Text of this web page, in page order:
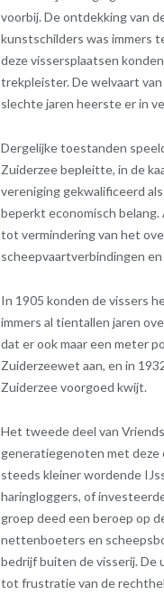
voorbij. De ontdekking van
kunstschilders was immers
deze vissersplaatsen
trekpleister. De welvaart
slechte jaren heerste er in
Dergelijke toestanden
Zuiderzee bepleitte, in de
vereniging gekwalificeerd
beperkt economisch
tot vermindering van het
scheepvaartverbindingen
In 1905 konden de vissers
immers al tientallen jaren
dat er ook maar een meter
Zuiderzeewet aan, en in
Zuiderzee voorgoed kwijt.
Het tweede deel van
generatiegenoten met deze
steeds kleiner wordende
haringloggers, of
groep deed een beroep op
nettenboeters en
bedrijf buiten de visserij. De
tot frustratie van de